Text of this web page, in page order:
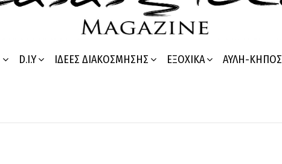
D.I.Y ΙΔΈΕΣ ΔΙΑΚΌΣΜΗΣΗΣ ΕΞΟΧΙΚΆ ΑΥΛΉ-ΚΉΠΟΣ